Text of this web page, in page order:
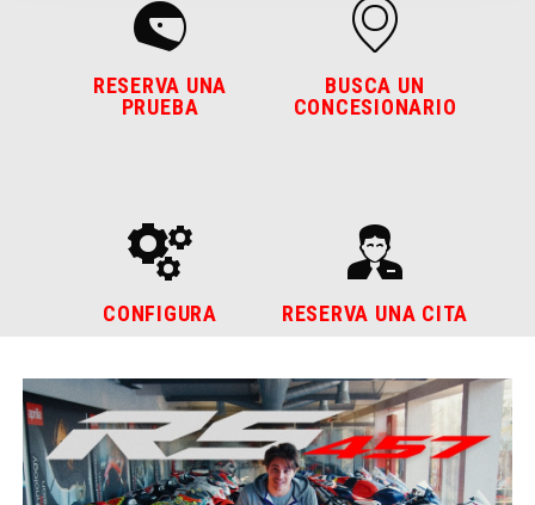
RESERVA UNA
PRUEBA
BUSCA UN
CONCESIONARIO
CONFIGURA RESERVA UNA CITA